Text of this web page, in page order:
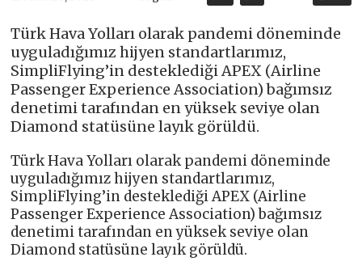
Türk Hava Yolları olarak pandemi döneminde
uyguladığımız hijyen standartlarımız,
SimpliFlying’in desteklediği APEX (Airline
Passenger Experience Association) bağımsız
denetimi tarafından en yüksek seviye olan
Diamond statüsüne layık görüldü.
Türk Hava Yolları olarak pandemi döneminde
uyguladığımız hijyen standartlarımız,
SimpliFlying’in desteklediği APEX (Airline
Passenger Experience Association) bağımsız
denetimi tarafından en yüksek seviye olan
Diamond statüsüne layık görüldü.